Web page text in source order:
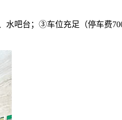
吧台；③车位充足（停车费